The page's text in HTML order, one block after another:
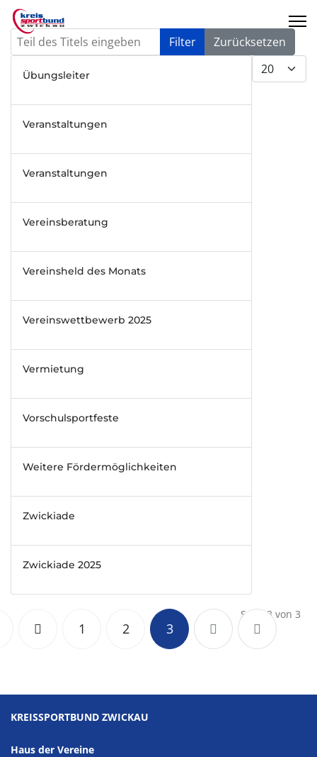
Teil des Titels eingeben Filter Zurücksetzen
Anzeige #
Übungsleiter
Veranstaltungen
Veranstaltungen
Vereinsberatung
Vereinsheld des Monats
Vereinswettbewerb 2025
Vermietung
Vorschulsportfeste
Weitere Fördermöglichkeiten
Zwickiade
Zwickiade 2025
Seite 3 von 3
1 2 3
KREISSPORTBUND ZWICKAU
Haus der Vereine